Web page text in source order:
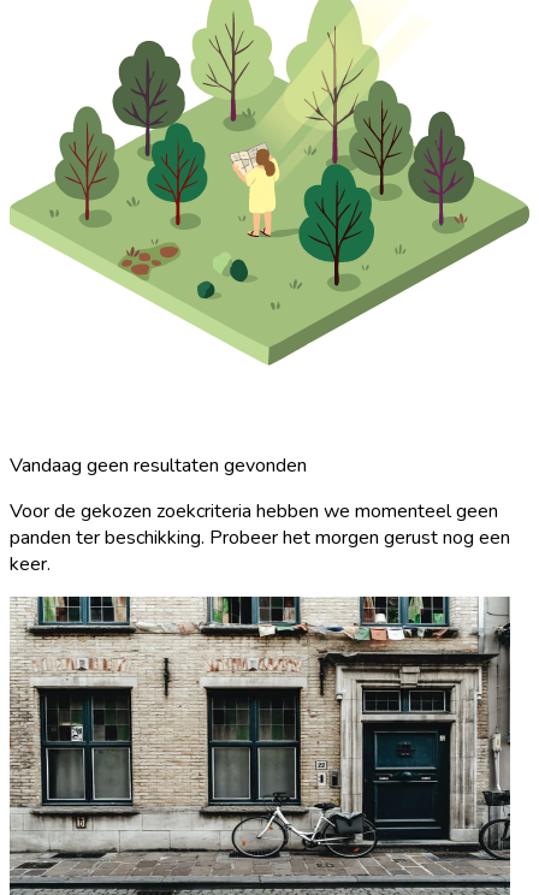
Vandaag geen resultaten gevonden
Voor de gekozen zoekcriteria hebben we momenteel geen
panden ter beschikking. Probeer het morgen gerust nog een
keer.